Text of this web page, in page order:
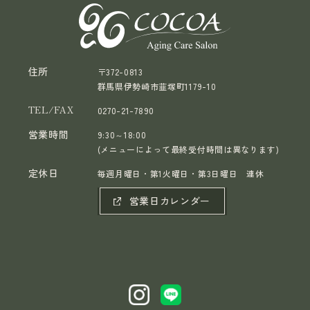
住所
〒372-0813
群馬県伊勢崎市韮塚町1179-10
TEL/FAX 0270-21-7890
営業時間
9:30～18:00
(メニューによって最終受付時間は異なります)
定休日 毎週月曜日・第1火曜日・第3日曜日 連休
営業日カレンダー